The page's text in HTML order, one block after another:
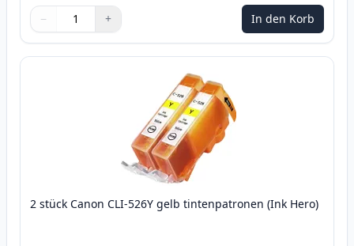
Menge
Verwenden Sie die Tasten, um anzupassen
− +
Menge 1 In den Korb
2 stück Canon CLI-526Y gelb tintenpatronen (Ink Hero)